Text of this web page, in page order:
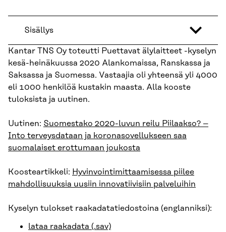
Sisällys
Kantar TNS Oy toteutti Puettavat älylaitteet -kyselyn
kesä-heinäkuussa 2020 Alankomaissa, Ranskassa ja
Saksassa ja Suomessa. Vastaajia oli yhteensä yli 4000
eli 1000 henkilöä kustakin maasta. Alla kooste
tuloksista ja uutinen.
Uutinen: Suomestako 2020-luvun reilu Piilaakso? –
Into terveysdataan ja koronasovellukseen saa
suomalaiset erottumaan joukosta
Koosteartikkeli: Hyvinvointimittaamisessa piilee
mahdollisuuksia uusiin innovatiivisiin palveluihin
Kyselyn tulokset raakadatatiedostoina (englanniksi):
lataa raakadata (.sav)